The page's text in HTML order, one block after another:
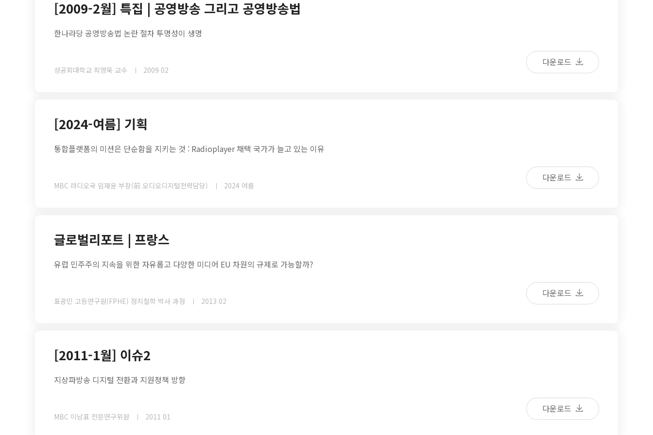
[2009-2월] 특집 | 공영방송 그리고 공영방송법
한나라당 공영방송법 논란 절차 투명성이 생명
성공회대학교 최영묵 교수 2009 02
다운로드
[2024-여름] 기획
통합플랫폼의 미션은 단순함을 지키는 것 : Radioplayer 채택 국가가 늘고 있는 이유
MBC 라디오국 임재윤 부장(前 오디오디지털전략담당) 2024 여름
다운로드
글로벌리포트 | 프랑스
유럽 민주주의 지속을 위한 자유롭고 다양한 미디어 EU 차원의 규제로 가능할까?
표광민 고등연구원(FPHE) 정치철학 박사 과정 2013 02
다운로드
[2011-1월] 이슈2
지상파방송 디지털 전환과 지원정책 방향
MBC 이남표 전문연구위원 2011 01
다운로드